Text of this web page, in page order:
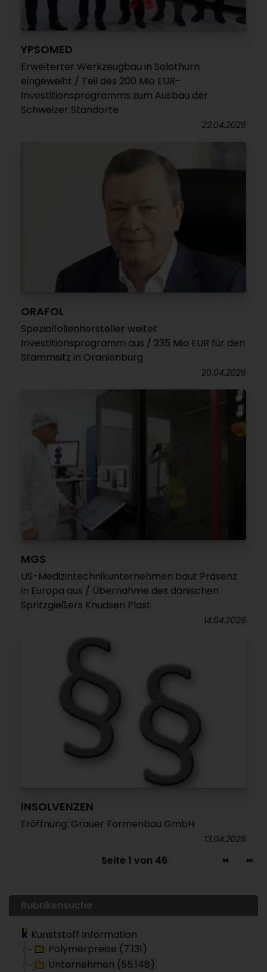
YPSOMED
Erweiterter Werkzeugbau in Solothurn
eingeweiht / Teil des 200 Mio EUR-
Investitionsprogramms zum Ausbau der
Schweizer Standorte
22.04.2026
ORAFOL
Spezialfolienhersteller weitet
Investitionsprogramm aus / 235 Mio EUR für den
Stammsitz in Oranienburg
20.04.2026
MGS
US-Medizintechnikunternehmen baut Präsenz
in Europa aus / Übernahme des dänischen
Spritzgießers Knudsen Plast
14.04.2026
INSOLVENZEN
Eröffnung: Grauer Formenbau GmbH
13.04.2026
Seite 1 von 46
Rubrikensuche
Kunststoff Information
Polymerpreise (7.131)
Unternehmen (55.148)